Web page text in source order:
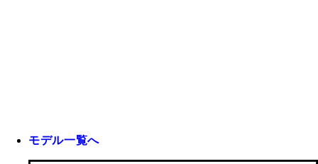
モデル一覧へ